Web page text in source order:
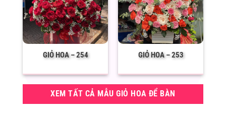
GIỎ HOA – 254 GIỎ HOA – 253
XEM TẤT CẢ MẪU GIỎ HOA ĐỂ BÀN